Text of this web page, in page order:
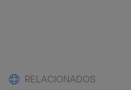
RELACIONADOS